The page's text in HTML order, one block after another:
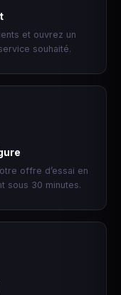
et ouvrez un
souhaité.
offre d’essai en
sous 30 minutes.